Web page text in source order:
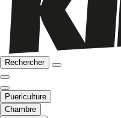
Rechercher
Puericulture
Chambre